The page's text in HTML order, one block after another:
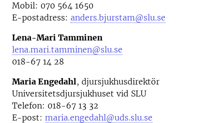
Mobil: 070 564 1650
E-postadress: anders.bjurstam@slu.se
Lena-Mari Tamminen
lena.mari.tamminen@slu.se
018-67 14 28
Maria Engedahl, djursjukhusdirektör
Universitetsdjursjukhuset vid SLU
Telefon: 018-67 13 32
E-post: maria.engedahl@uds.slu.se